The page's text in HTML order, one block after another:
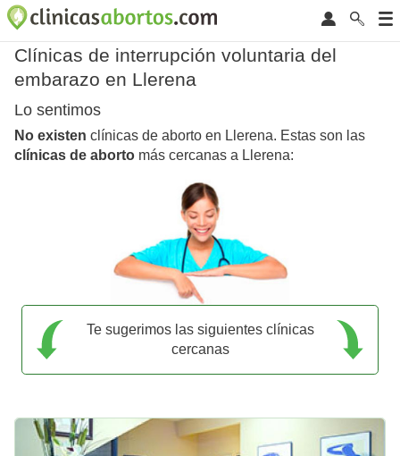
Clínicas de interrupción voluntaria del
embarazo en Llerena
Lo sentimos
No existen clínicas de aborto en Llerena. Estas son las
clínicas de aborto más cercanas a Llerena:
Te sugerimos las siguientes clínicas
cercanas